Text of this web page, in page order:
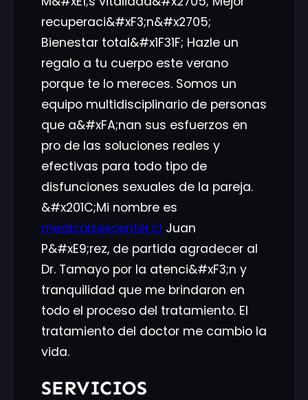
recuperaci&#xF3;n&#x2705;
Bienestar total&#x1F31F; Hazle un
regalo a tu cuerpo este verano
porque te lo mereces. Somos un
equipo multidisciplinario de personas
que a&#xFA;nan sus esfuerzos en
pro de las soluciones reales y
efectivas para todo tipo de
disfunciones sexuales de la pareja.
&#x201C;Mi nombre es
medicalsexcenter.cl Juan
P&#xE9;rez, de partida agradecer al
Dr. Tamayo por la atenci&#xF3;n y
tranquilidad que me brindaron en
todo el proceso del tratamiento. El
tratamiento del doctor me cambio la
vida.
SERVICIOS